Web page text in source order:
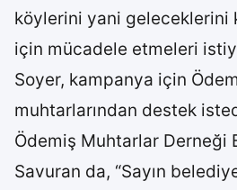
köylerini yani geleceklerini
için mücadele etmeleri
Soyer, kampanya için
muhtarlarından destek
Ödemiş Muhtarlar Derneği
Savuran da, “Sayın